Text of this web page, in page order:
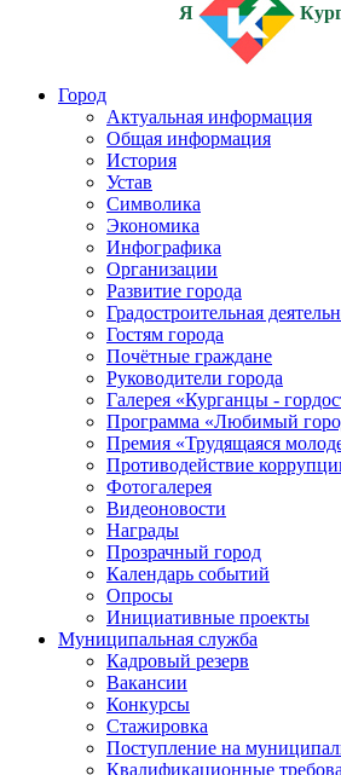
Я
Город
Актуальная информация
Общая информация
История
Устав
Символика
Экономика
Инфографика
Организации
Развитие города
Градостроительная
Гостям города
Почётные граждане
Руководители города
Галерея «Курганцы -
Программа «Любимый
Премия «Трудящаяся
Противодействие
Фотогалерея
Видеоновости
Награды
Прозрачный город
Календарь событий
Опросы
Инициативные проекты
Муниципальная служба
Кадровый резерв
Вакансии
Конкурсы
Стажировка
Поступление на
Квалификационные